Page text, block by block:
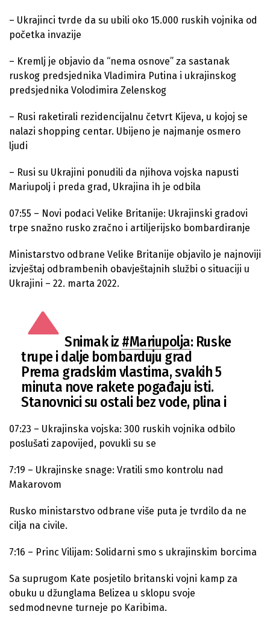
– Ukrajinci tvrde da su ubili oko 15.000 ruskih vojnika od
početka invazije
– Kremlj je objavio da “nema osnove” za sastanak
ruskog predsjednika Vladimira Putina i ukrajinskog
predsjednika Volodimira Zelenskog
– Rusi raketirali rezidencijalnu četvrt Kijeva, u kojoj se
nalazi shopping centar. Ubijeno je najmanje osmero
ljudi
– Rusi su Ukrajini ponudili da njihova vojska napusti
Mariupolj i preda grad, Ukrajina ih je odbila
07:55 – Novi podaci Velike Britanije: Ukrajinski gradovi
trpe snažno rusko zračno i artiljerijsko bombardiranje
Ministarstvo odbrane Velike Britanije objavilo je najnoviji
izvještaj odbrambenih obavještajnih službi o situaciji u
Ukrajini – 22. marta 2022.
Snimak iz #Mariupolja: Ruske
trupe i dalje bombarduju grad
Prema gradskim vlastima, svakih 5
minuta nove rakete pogađaju isti.
Stanovnici su ostali bez vode, plina i
struje
#UkraineRussiaWar
#BREAKING
pic.twitter.com/IXoaEvMQcT
21, 2022
07:23 – Ukrajinska vojska: 300 ruskih vojnika odbilo
poslušati zapovijed, povukli su se
7:19 – Ukrajinske snage: Vratili smo kontrolu nad
Makarovom
Rusko ministarstvo odbrane više puta je tvrdilo da ne
cilja na civile.
7:16 – Princ Vilijam: Solidarni smo s ukrajinskim borcima
Sa suprugom Kate posjetilo britanski vojni kamp za
obuku u džunglama Belizea u sklopu svoje
sedmodnevne turneje po Karibima.